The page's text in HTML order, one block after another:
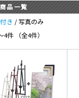
商品一覧
き / 写真のみ
4件 （全4件）